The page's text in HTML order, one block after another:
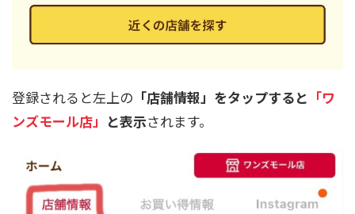
登録されると左上の 「店舗情報」をタップすると 「ワ
ンズモール店」 と表示されます。